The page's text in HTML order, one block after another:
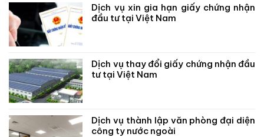
Dịch vụ xin gia hạn giấy chứng nhận
đầu tư tại Việt Nam
Dịch vụ thay đổi giấy chứng nhận đầu
tư tại Việt Nam
Dịch vụ thành lập văn phòng đại diện
công ty nước ngoài